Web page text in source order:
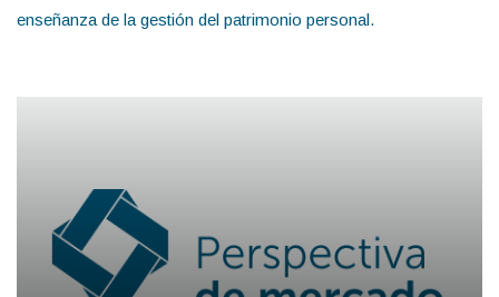
enseñanza de la gestión del patrimonio personal.